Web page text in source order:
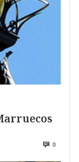
0